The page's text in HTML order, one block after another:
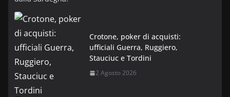
Crotone, poker di acquisti:
ufficiali Guerra, Ruggiero,
Stauciuc e Tordini
2 Agosto 2026